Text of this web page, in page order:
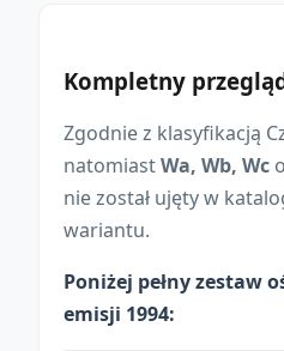
Kompletny
Zgodnie z klasyfikacją
natomiastWa, Wb, Wc
nie został ujęty w
wariantu.
Poniżej pełny zestaw
emisji 1994: